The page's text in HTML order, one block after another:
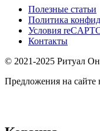
Полезные статьи
Политика
Условия
Контакты
© 2021-2025 Ритуал
Предложения на сайте